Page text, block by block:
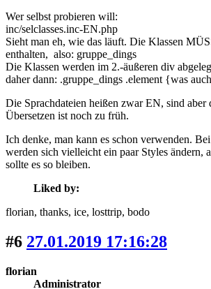
Wer selbst probieren will:
inc/selclasses.inc-EN.php
Sieht man eh, wie das läuft. Die Klassen
enthalten, also: gruppe_dings
Die Klassen werden im 2.-äußeren div
daher dann: .gruppe_dings .element {was
Die Sprachdateien heißen zwar EN, sind aber
Übersetzen ist noch zu früh.
Ich denke, man kann es schon verwenden.
werden sich vielleicht ein paar Styles ändern,
sollte es so bleiben.
Liked by:
florian, thanks, ice, losttrip, bodo
#6 27.01.2019 17:16:28
florian
Administrator